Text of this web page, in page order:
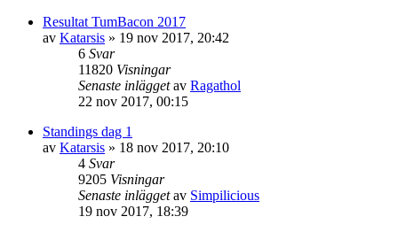
Resultat TumBacon 2017
av Katarsis » 19 nov 2017, 20:42
6 Svar
11820 Visningar
Senaste inläggetav Ragathol
22 nov 2017, 00:15
Standings dag 1
av Katarsis » 18 nov 2017, 20:10
4 Svar
9205 Visningar
Senaste inläggetav Simpilicious
19 nov 2017, 18:39